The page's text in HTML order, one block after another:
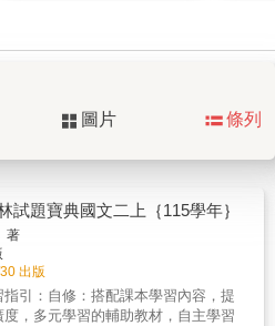
圖片 條列
試題寶典國文二上｛115學年｝
著
出版
指引：自修：搭配課本學習內容，提
度，多元學習的輔助教材，自主學習